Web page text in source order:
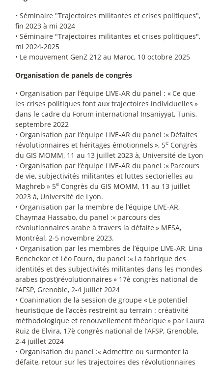
• Séminaire "Trajectoires militantes et crises politiques",
fin 2023 à mi 2024
• Séminaire "Trajectoires militantes et crises politiques",
mi 2024-2025
• Le mouvement GenZ 212 au Maroc, 10 octobre 2025
Organisation de panels de congrès
• Organisation par l’équipe LIVE-AR du panel : « Ce que
les crises politiques font aux trajectoires individuelles »
dans le cadre du Forum international Insaniyyat, Tunis,
septembre 2022
• Organisation par l’équipe LIVE-AR du panel :« Défaites
révolutionnaires et héritages émotionnels », 5e Congrès
du GIS MOMM, 11 au 13 juillet 2023 à, Université de Lyon
• Organisation par l’équipe LIVE-AR du panel :« Parcours
de vie, subjectivités militantes et luttes sectorielles au
Maghreb » 5e Congrès du GIS MOMM, 11 au 13 juillet
2023 à, Université de Lyon.
• Organisation par la membre de l’équipe LIVE-AR,
Chaymaa Hassabo, du panel :« parcours des
révolutionnaires arabe à travers la défaite » MESA,
Montréal, 2-5 novembre 2023.
• Organisation par les membres de l’équipe LIVE-AR, Lina
Benchekor et Léo Fourn, du panel :« La fabrique des
identités et des subjectivités militantes dans les mondes
arabes (post)révolutionnaires » 17è congrès national de
l’AFSP, Grenoble, 2-4 juillet 2024
• Coanimation de la session de groupe « Le potentiel
heuristique de l’accès restreint au terrain : créativité
méthodologique et renouvellement théorique » par Laura
Ruiz de Elvira, 17è congrès national de l’AFSP, Grenoble,
2-4 juillet 2024
• Organisation du panel :«Admettre ou surmonter la
défaite, retour sur les trajectoires des révolutionnaires